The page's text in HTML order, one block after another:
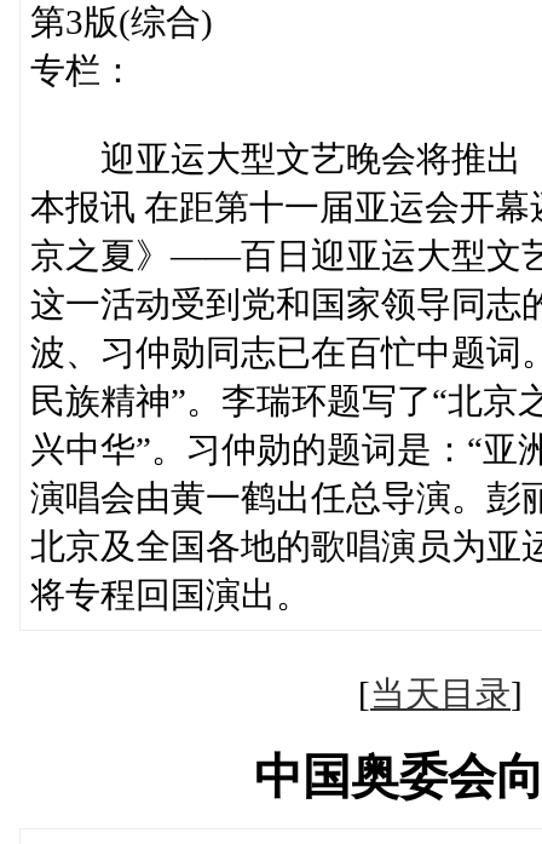
第3版(综合)
专栏：
迎亚运大型文艺晚会将推出
本报讯 在距第十一届亚运会开
京之夏》——百日迎亚运大型文
这一活动受到党和国家领导同志
波、习仲勋同志已在百忙中题词
民族精神”。李瑞环题写了“北京
兴中华”。习仲勋的题词是：“亚
演唱会由黄一鹤出任总导演。彭
北京及全国各地的歌唱演员为亚
将专程回国演出。
[当天目录
中国奥委会